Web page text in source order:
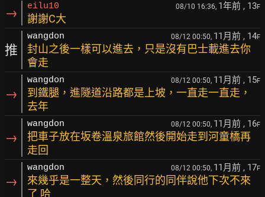
→ eilu10 08/10 16:36, 1年前 , 13F
謝謝C大
推
wangdon 08/12 00:50, 11月前 , 14F
封山之後一樣可以進去，只是沒有巴士載進去你
會走
→
wangdon 08/12 00:50, 11月前 , 15F
到鐵腿，進隧道沿路都是上坡，一直走一直走，
去年
→
wangdon 08/12 00:50, 11月前 , 16F
把車子放在坂卷溫泉旅館然後開始走到河童橋再
走回
→
wangdon 08/12 00:50, 11月前 , 17F
來幾乎是一整天，然後同行的同伴說他下次不來
了 哈